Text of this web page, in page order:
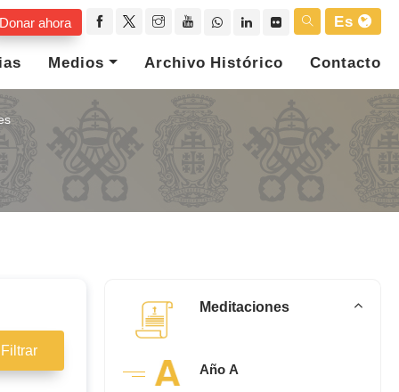
Donar ahora
Es
Medios Archivo Histórico Contacto
Filtrar
Meditaciones
Año A